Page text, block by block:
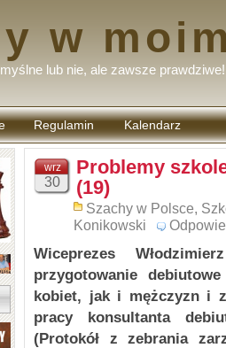
w
lub nie, ale zawsze prawdziwe!
Regulamin
komentarzy
Kalendarz
wrz
30
Problemy
(19)
Szachy w Polsce,
Konikowski
Wiceprezes
przygotowanie
kobiet, jak i mężczyzn i
pracy konsultanta
(Protokół z zebrania